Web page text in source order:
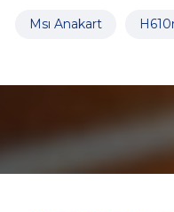
Msı Anakart